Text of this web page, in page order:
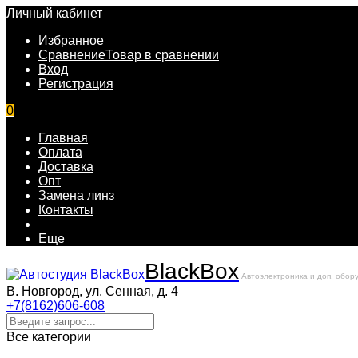
Личный кабинет
Избранное
СравнениеТовар в сравнении
Вход
Регистрация
0
Главная
Оплата
Доставка
Опт
Замена линз
Контакты
Еще
BlackBox Автоэлектроника и доп.
В. Новгород, ул. Сенная, д. 4
+7(8162)606-608
Все категории